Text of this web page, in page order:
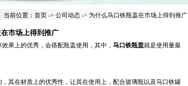
当前位置： 首页-> 公司动态-> 为什么马口铁瓶盖在市场上得到推广
市场上得到推广
上的优秀，会搭配瓶盖使用，其中， 马口铁瓶盖就是使用量最
在材质上的优秀性，让其在使用上，配合玻璃瓶以及马口铁罐